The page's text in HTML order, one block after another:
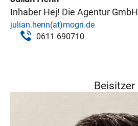
Inhaber Hej! Die Agentur GmbH
julian.henn(at)mogri.de
0611 690710
Beisitzer